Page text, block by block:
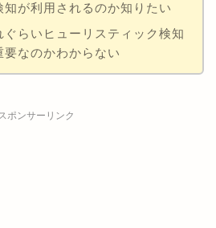
知が利用されるのか知りたい
ぐらいヒューリスティック検知
要なのかわからない
スポンサーリンク